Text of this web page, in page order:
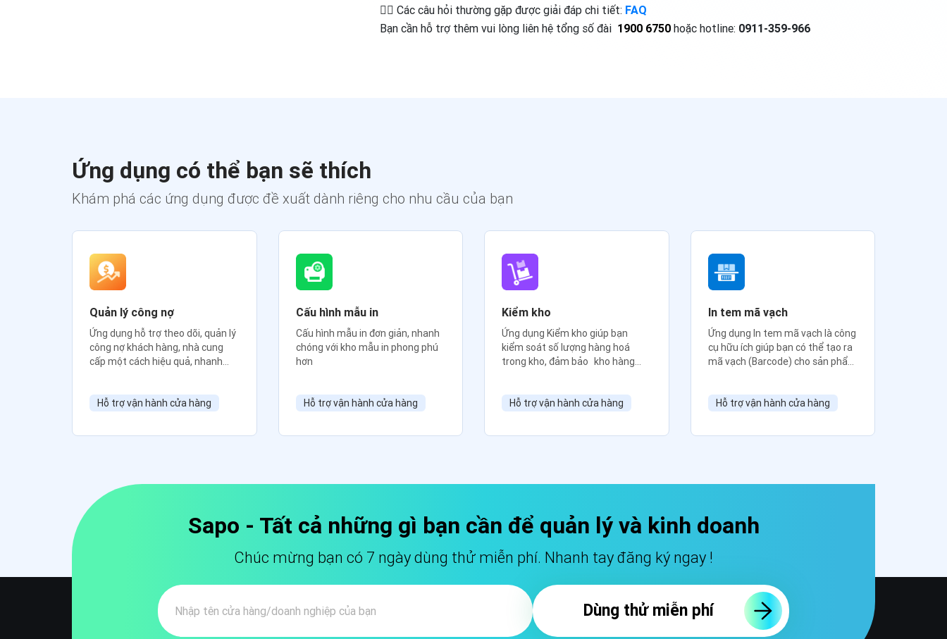
👉🏻 Các câu hỏi thường gặp được giải đáp chi tiết: FAQ
Bạn cần hỗ trợ thêm vui lòng liên hệ tổng số đài 1900 6750 hoặc hotline: 0911-359-966
Ứng dụng có thể bạn sẽ thích
Khám phá các ứng dụng được đề xuất dành riêng cho nhu cầu của bạn
Quản lý công nợ
Ứng dụng hỗ trợ theo dõi, quản lý
công nợ khách hàng, nhà cung
cấp một cách hiệu quả, nhanh
Hỗ trợ vận hành cửa hàng
Cấu hình mẫu in
Cấu hình mẫu in đơn giản, nhanh
chóng với kho mẫu in phong phú
hơn
Hỗ trợ vận hành cửa hàng
Kiểm kho
Ứng dụng Kiểm kho giúp bạn
kiểm soát số lượng hàng hoá
trong kho, đảm bảo kho hàng
Hỗ trợ vận hành cửa hàng
In tem mã vạch
Ứng dụng In tem mã vạch là công
cụ hữu ích giúp bạn có thể tạo ra
mã vạch (Barcode) cho sản phẩm
Hỗ trợ vận hành cửa hàng
Sapo - Tất cả những gì bạn cần để quản lý và kinh doanh
Chúc mừng bạn có 7 ngày dùng thử miễn phí. Nhanh tay đăng ký ngay !
Dùng thử miễn phí